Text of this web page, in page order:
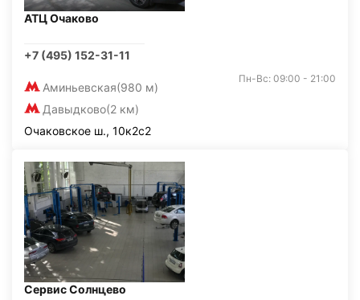
АТЦ Очаково
+7 (495) 152-31-11
Аминьевская(980 м)
Давыдково(2 км)
Пн-Вс: 09:00 - 21:00
Очаковское ш., 10к2с2
Сервис Солнцево